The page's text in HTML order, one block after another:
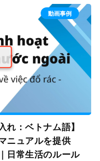
動画事例
れ：ベトナム語】
ニュアルを提供
日常生活のルール